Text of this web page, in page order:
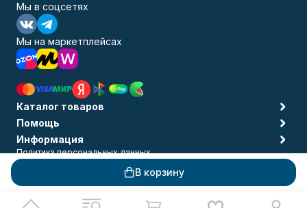
В корзину
Мы в соцсетях
Мы на маркетплейсах
Каталог товаров
Помощь
Информация
Политика персональных данных
© 2009-2026 MSANTEH